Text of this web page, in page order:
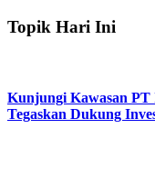
Topik Hari Ini
Kunjungi Kawasan PT
Tegaskan Dukung